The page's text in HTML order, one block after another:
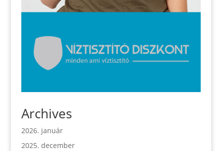
Archives
2026. január
2025. december